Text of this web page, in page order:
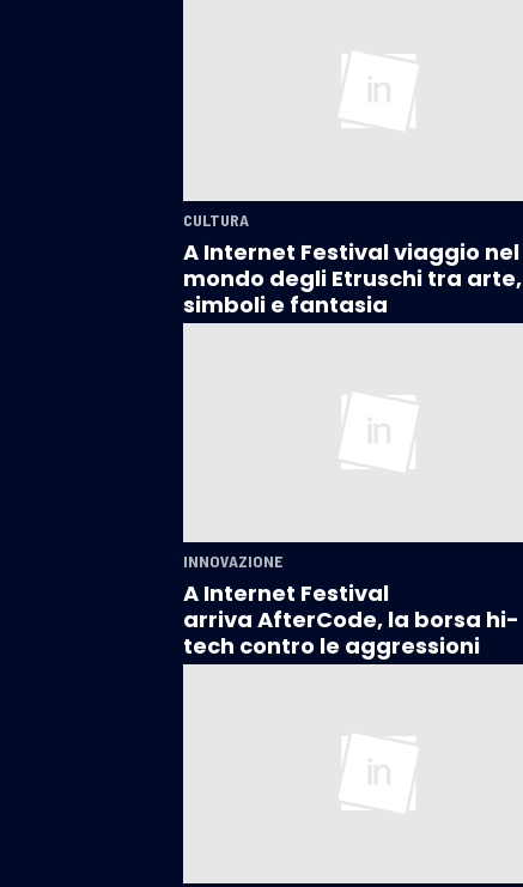
CULTURA
A Internet Festival viaggio nel
mondo degli Etruschi tra arte,
simboli e fantasia
INNOVAZIONE
A Internet Festival
arriva AfterCode, la borsa hi-
tech contro le aggressioni